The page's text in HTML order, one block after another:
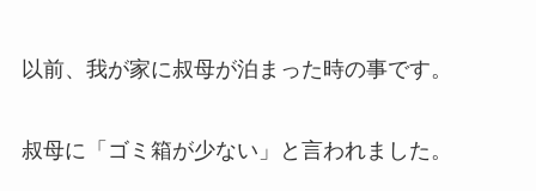
以前、我が家に叔母が泊まった時の事です。
叔母に「ゴミ箱が少ない」と言われました。